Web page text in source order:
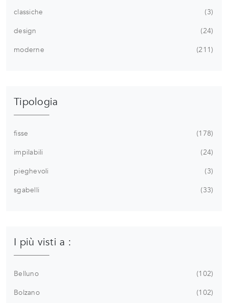
classiche
3
design
24
moderne
211
Tipologia
fisse
178
impilabili
24
pieghevoli
3
sgabelli
33
I più visti a :
Belluno
102
Bolzano
102